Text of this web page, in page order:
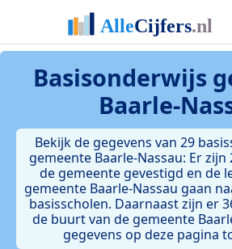
Basisonderwijs
Baarle-
Bekijk de gegevens van 29
gemeente Baarle-Nassau: Er zijn
de gemeente gevestigd en de
gemeente Baarle-Nassau gaan
basisscholen. Daarnaast zijn er
de buurt van de gemeente
gegevens op deze pagina